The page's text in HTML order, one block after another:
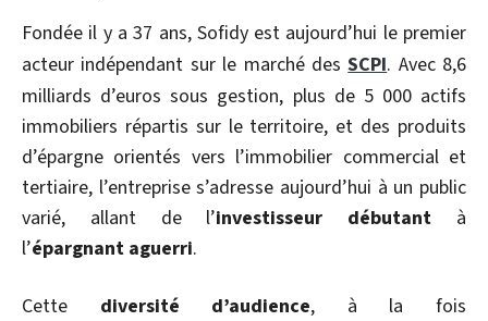
Fondée il y a 37 ans, Sofidy est aujourd’hui le premier
acteur indépendant sur le marché desSCPI. Avec 8,6
milliards d’euros sous gestion, plus de 5 000 actifs
immobiliers répartis sur le territoire, et des produits
d’épargne orientés vers l’immobilier commercial et
tertiaire, l’entreprise s’adresse aujourd’hui à un public
varié, allant de l’investisseur débutant à
l’épargnant aguerri.
Cette diversité d’audience, à la fois